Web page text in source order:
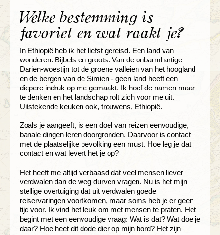
Welke bestemming is
favoriet en wat raakt je?
In Ethiopië heb ik het liefst gereisd. Een land van
wonderen. Bijbels en groots. Van de onbarmhartige
Darien-woestijn tot de groene valleien van het hoogland
en de bergen van de Simien - geen land heeft een
diepere indruk op me gemaakt. Ik hoef de namen maar
te denken en het landschap rolt zich voor me uit.
Uitstekende keuken ook, trouwens, Ethiopië.
Zoals je aangeeft, is een doel van reizen eenvoudige,
banale dingen leren doorgronden. Daarvoor is contact
met de plaatselijke bevolking een must. Hoe leg je dat
contact en wat levert het je op?
Het heeft me altijd verbaasd dat veel mensen liever
verdwalen dan de weg durven vragen. Nu is het mijn
stellige overtuiging dat uit verdwalen goede
reiservaringen voortkomen, maar soms heb je er geen
tijd voor. Ik vind het leuk om met mensen te praten. Het
begint met een eenvoudige vraag: Wat is dat? Wat doe je
daar? Hoe heet dit dode dier op mijn bord? Het zijn